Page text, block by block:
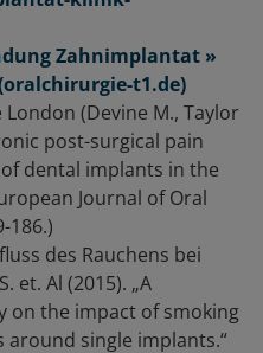
Zahnimplantat »
t1.de)
London (Devine M., Taylor
post-surgical pain
dental implants in the
Journal of Oral
186.)
des Rauchens bei
et. Al (2015). „A
on the impact of smoking
single implants.“